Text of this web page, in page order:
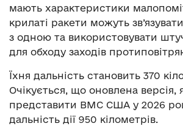
мають характеристики
крилаті ракети можуть
з одною та використовувати
для обходу заходів
Їхня дальність становить 370
Очікується, що оновлена ​​версія,
представити ВМС США у 2026
дальність дії 950 кілометрів.